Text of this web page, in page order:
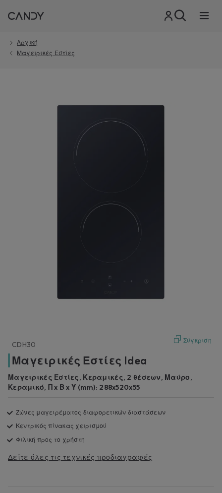
Αρχική
Μαγειρικές Εστίες
Σύγκριση
CDH30
Μαγειρικές Εστίες Idea
Μαγειρικές Εστίες, Κεραμικές, 2 θέσεων, Μαύρο,
Κεραμικό, Π x Β x Ύ (mm): 288x520x55
Ζώνες μαγειρέματος διαφορετικών διαστάσεων
Κεντρικός πίνακας χειρισμού
Φιλική προς το χρήστη
Δείτε όλες τις τεχνικές προδιαγραφές